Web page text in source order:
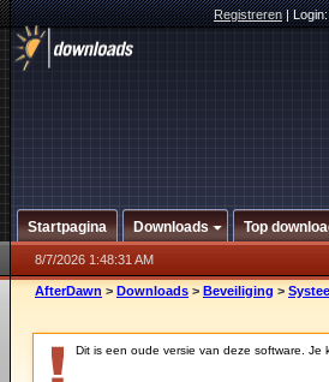
Registreren|
Startpagina Downloads Top
8/7/2026 1:48:31 AM
AfterDawn > Downloads > Beveiliging >
Dit is een oude versie van deze software. Je